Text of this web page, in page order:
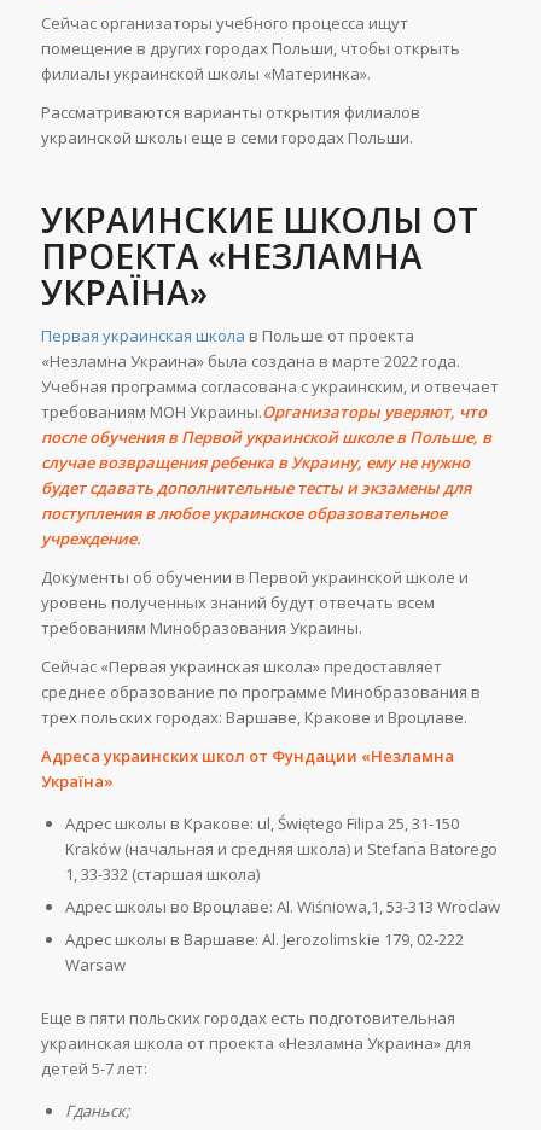
Сейчас организаторы учебного процесса ищут
помещение в других городах Польши, чтобы открыть
филиалы украинской школы «Материнка».
Рассматриваются варианты открытия филиалов
украинской школы еще в семи городах Польши.
УКРАИНСКИЕ ШКОЛЫ ОТ
ПРОЕКТА «НЕЗЛАМНА
УКРАЇНА»
Первая украинская школа в Польше от проекта
«Незламна Украина» была создана в марте 2022 года.
Учебная программа согласована с украинским, и отвечает
требованиям МОН Украины.Организаторы уверяют, что
после обучения в Первой украинской школе в Польше, в
случае возвращения ребенка в Украину, ему не нужно
будет сдавать дополнительные тесты и экзамены для
поступления в любое украинское образовательное
учреждение.
Документы об обучении в Первой украинской школе и
уровень полученных знаний будут отвечать всем
требованиям Минобразования Украины.
Сейчас «Первая украинская школа» предоставляет
среднее образование по программе Минобразования в
трех польских городах: Варшаве, Кракове и Вроцлаве.
Адреса украинских школ от Фундации «Незламна
Україна»
Адрес школы в Кракове: ul, Świętego Filipa 25, 31-150
Kraków (начальная и средняя школа) и Stefana Batorego
1, 33-332 (старшая школа)
Адрес школы во Вроцлаве: Al. Wiśniowa,1, 53-313 Wroclaw
Адрес школы в Варшаве: Al. Jerozolimskie 179, 02-222
Warsaw
Еще в пяти польских городах есть подготовительная
украинская школа от проекта «Незламна Украина» для
детей 5-7 лет:
Гданьск;